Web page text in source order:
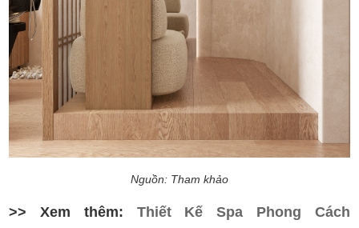
Nguồn: Tham khảo
>> Xem thêm: Thiết Kế Spa Phong Cách